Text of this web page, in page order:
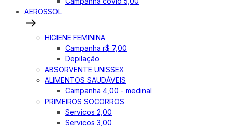
AEROSSOL
HIGIENE FEMININA
Campanha r$ 7,00
Depilação
ABSORVENTE UNISSEX
ALIMENTOS SAUDÁVEIS
Campanha 4,00 - medinal
PRIMEIROS SOCORROS
Servicos 2,00
Servicos 3,00